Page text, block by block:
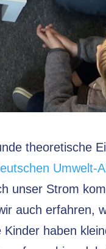
theoretische
Umwelt-
unser Strom
auch erfahren,
haben